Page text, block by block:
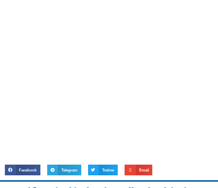
Facebook Telegram Twitter Email